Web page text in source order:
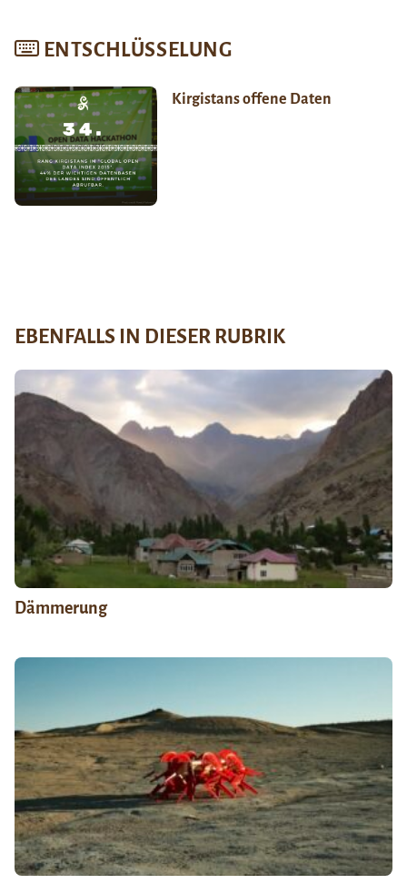
ENTSCHLÜSSELUNG
Kirgistans offene Daten
EBENFALLS IN DIESER RUBRIK
Dämmerung